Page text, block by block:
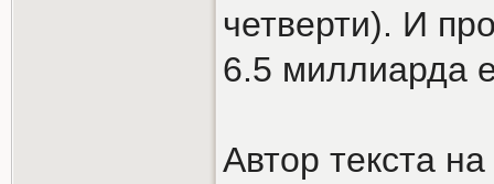
четверти). И
6.5 миллиарда
Автор текста